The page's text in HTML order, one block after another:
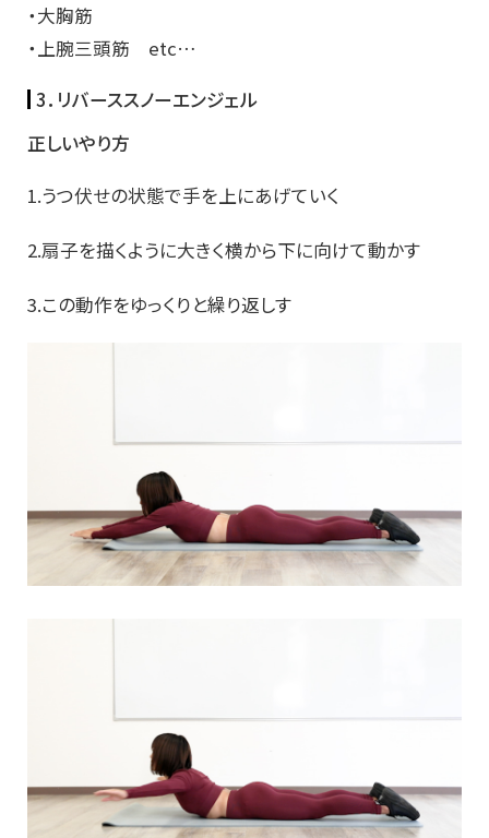
・大胸筋
・上腕三頭筋 etc…
3．リバーススノーエンジェル
正しいやり方
1.うつ伏せの状態で手を上にあげていく
2.扇子を描くように大きく横から下に向けて動かす
3.この動作をゆっくりと繰り返しす